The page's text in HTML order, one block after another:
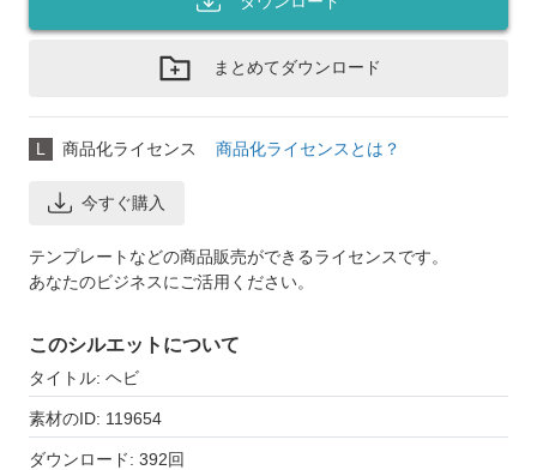
まとめてダウンロード
L 商品化ライセンス 商品化ライセンスとは？
今すぐ購入
テンプレートなどの商品販売ができるライセンスです。
あなたのビジネスにご活用ください。
このシルエットについて
タイトル: ヘビ
素材のID: 119654
ダウンロード: 392回